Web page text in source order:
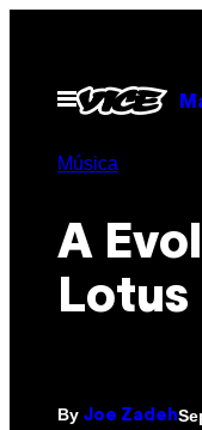
contentOpen
Menu
Música
A
Lotus
By Joe Zadeh